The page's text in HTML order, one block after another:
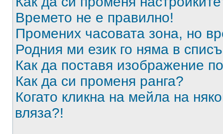
Времето не е правилно!
Промених часовата зона, но
Родния ми език го няма в
Как да поставя изображение
Как да си променя ранга?
Когато кликна на мейла на
вляза?!